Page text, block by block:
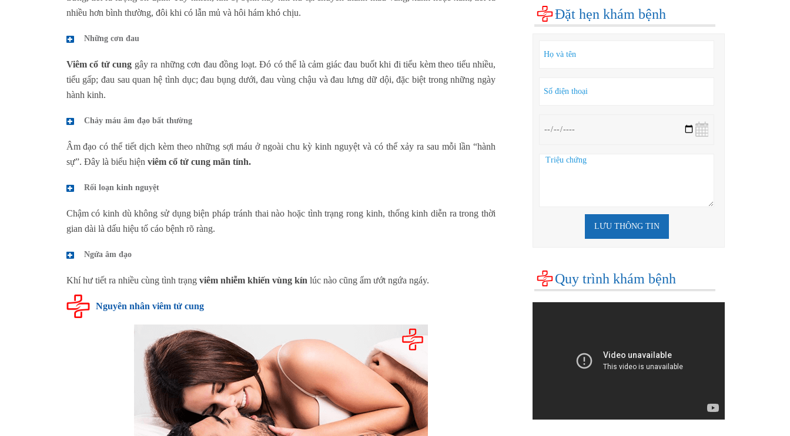
nhiều hơn bình thường, đôi khi có lẫn mủ và hôi hám khó chịu.
Những cơn đau
Viêm cổ tử cung gây ra những cơn đau đồng loạt. Đó có thể là cảm giác đau buốt khi đi tiểu kèm theo tiểu nhiều,
tiểu gấp; đau sau quan hệ tình dục; đau bụng dưới, đau vùng chậu và đau lưng dữ dội, đặc biệt trong những ngày
hành kinh.
Chảy máu âm đạo bất thường
Âm đạo có thể tiết dịch kèm theo những sợi máu ở ngoài chu kỳ kinh nguyệt và có thể xảy ra sau mỗi lần “hành
sự”. Đây là biểu hiện viêm cổ tử cung mãn tính.
Rối loạn kinh nguyệt
Chậm có kinh dù không sử dụng biện pháp tránh thai nào hoặc tình trạng rong kinh, thống kinh diễn ra trong thời
gian dài là dấu hiệu tố cáo bệnh rõ ràng.
Ngứa âm đạo
Khí hư tiết ra nhiều cùng tình trạng viêm nhiễm khiến vùng kín lúc nào cũng ẩm ướt ngứa ngáy.
Nguyên nhân viêm tử cung
Đặt hẹn khám bệnh
LƯU THÔNG TIN
Quy trình khám bệnh